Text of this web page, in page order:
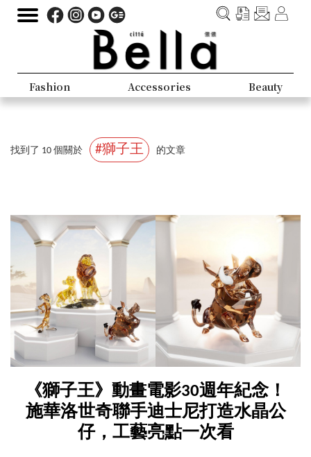
Fashion Accessories Beauty
找到了 10 個關於 #獅子王 的文章
《獅子王》動畫電影30週年紀念！
施華洛世奇聯手迪士尼打造水晶公
仔，工藝亮點一次看